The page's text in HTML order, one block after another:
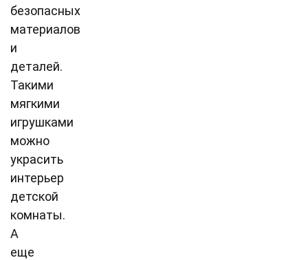
безопасных
материалов
и
деталей.
Такими
мягкими
игрушками
можно
украсить
интерьер
детской
комнаты.
А
еще